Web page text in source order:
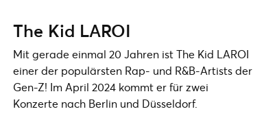
The Kid LAROI
Mit gerade einmal 20 Jahren ist The Kid LAROI
einer der populärsten Rap- und R&B-Artists der
Gen-Z! Im April 2024 kommt er für zwei
Konzerte nach Berlin und Düsseldorf.